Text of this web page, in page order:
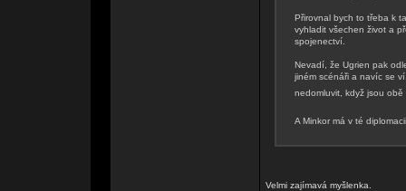
Přirovnal bych to třeba k
vyhladit všechen život a
spojenectví.
Nevadí, že Ugrien pak
jiném scénáři a navíc se
nedomluvit, když jsou
A Minkor má v té
Velmi zajímavá myšlenka.